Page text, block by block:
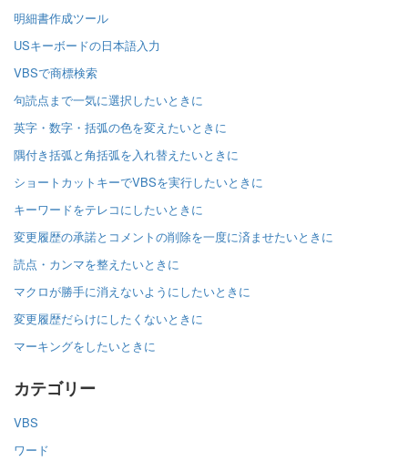
明細書作成ツール
USキーボードの日本語入力
VBSで商標検索
句読点まで一気に選択したいときに
英字・数字・括弧の色を変えたいときに
隅付き括弧と角括弧を入れ替えたいときに
ショートカットキーでVBSを実行したいときに
キーワードをテレコにしたいときに
変更履歴の承諾とコメントの削除を一度に済ませたいときに
読点・カンマを整えたいときに
マクロが勝手に消えないようにしたいときに
変更履歴だらけにしたくないときに
マーキングをしたいときに
カテゴリー
VBS
ワード